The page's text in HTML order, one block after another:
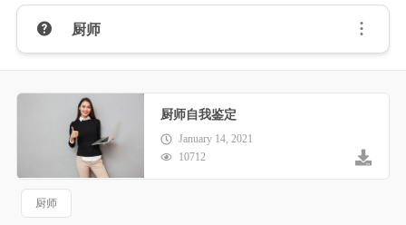
厨师
厨师自我鉴定
January 14, 2021
10712
厨师